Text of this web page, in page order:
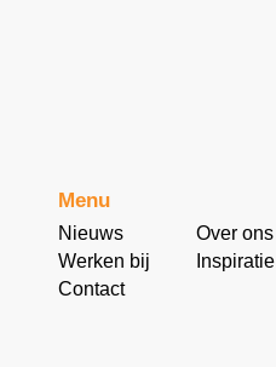
Menu
Nieuws
Over ons
Werken bij
Inspiratie
Contact